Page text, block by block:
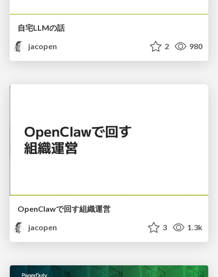
自宅LLMの話
jacopen
2 980
OpenClawで回す組織運営
jacopen
3 1.3k